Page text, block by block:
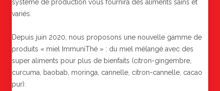
système de production vous fournira des aliments sains et
variés.
Depuis juin 2020, nous proposons une nouvelle gamme de
produits « miel ImmuniThé » : du miel mélangé avec des
super aliments pour plus de bienfaits (citron-gingembre,
curcuma, baobab, moringa, cannelle, citron-cannelle, cacao
pur).